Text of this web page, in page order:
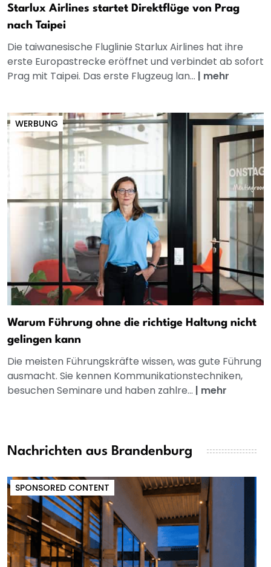
Starlux Airlines startet Direktflüge von Prag
nach Taipei
Die taiwanesische Fluglinie Starlux Airlines hat ihre
erste Europastrecke eröffnet und verbindet ab sofort
Prag mit Taipei. Das erste Flugzeug lan... | mehr
WERBUNG
Warum Führung ohne die richtige Haltung nicht
gelingen kann
Die meisten Führungskräfte wissen, was gute Führung
ausmacht. Sie kennen Kommunikationstechniken,
besuchen Seminare und haben zahlre... | mehr
Nachrichten aus Brandenburg
SPONSORED CONTENT